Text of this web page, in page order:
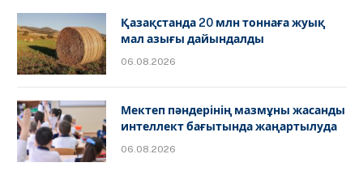
Қазақстанда 20 млн тоннаға жуық
мал азығы дайындалды
06.08.2026
Мектеп пәндерінің мазмұны жасанды
интеллект бағытында жаңартылуда
06.08.2026